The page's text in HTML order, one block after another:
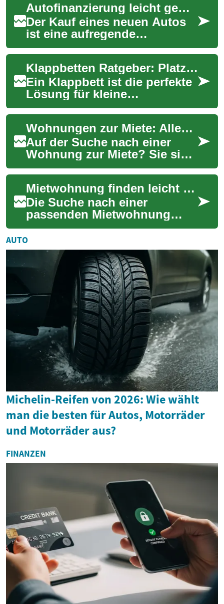
Autofinanzierung leicht gemacht: Wie Sie den besten Deal für Ihren Toyota Yaris finden
Der Kauf eines neuen Autos
ist eine aufregende
Erfahrung, aber die
Finanzierung kann manchmal
überwältigend sein. Ins...
Klappbetten Ratgeber: Platzsparend schlafen leicht gemacht
Ein Klappbett ist die perfekte
Lösung für kleine
Wohnungen, Gästezimmer
oder flexible
Mehrzweckräume. Dieser
Ratgeber...
Wohnungen zur Miete: Alles, was Sie wissen müssen
Auf der Suche nach einer
Wohnung zur Miete? Sie sind
nicht allein. In Deutschland
und vielen anderen Ländern
ist das ...
Mietwohnung finden leicht gemacht - Ihr kompletter Ratgeber
Die Suche nach einer
passenden Mietwohnung
kostet Zeit und Organisation.
Dieser umfassende Ratgeber
begleitet Sie von...
AUTO
Michelin-Reifen von 2026: Wie wählt
man die besten für Autos, Motorräder
und Motorräder aus?
FINANZEN